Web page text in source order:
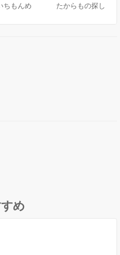
もんめ たからもの探し
め